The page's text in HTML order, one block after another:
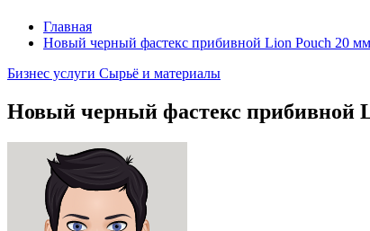
Главная
Новый черный фастекс прибивной Lion Pouch 20
Бизнес услуги Сырьё и материалы
Новый черный фастекс прибивной